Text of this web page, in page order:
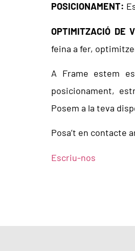
POSICIONAMENT:
OPTIMITZACIÓ DE
feina a fer,
A Frame estem
posicionament,
Posem a la teva
Posa’t en contacte
Escriu-nos